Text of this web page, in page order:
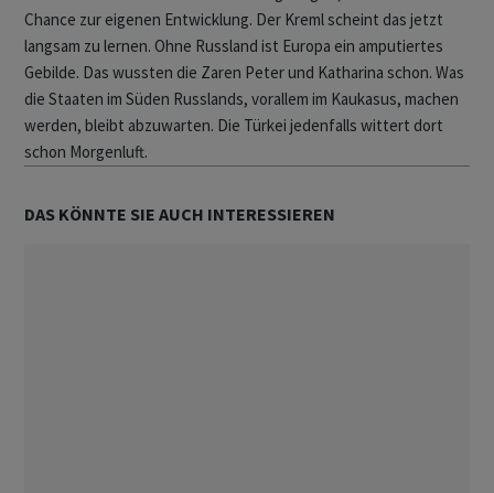
Chance zur eigenen Entwicklung. Der Kreml scheint das jetzt
langsam zu lernen. Ohne Russland ist Europa ein amputiertes
Gebilde. Das wussten die Zaren Peter und Katharina schon. Was
die Staaten im Süden Russlands, vorallem im Kaukasus, machen
werden, bleibt abzuwarten. Die Türkei jedenfalls wittert dort
schon Morgenluft.
DAS KÖNNTE SIE AUCH INTERESSIEREN